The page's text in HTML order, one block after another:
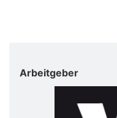
Arbeitgeber